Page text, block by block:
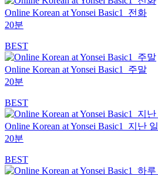
Online Korean at Yonsei Basic1_전화
20분
BEST
Online Korean at Yonsei Basic1_주말
20분
BEST
Online Korean at Yonsei Basic1_지난 일
20분
BEST